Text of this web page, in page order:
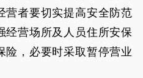
营者要切实提高安全防范
经营场所及人员住所安保
险，必要时采取暂停营业